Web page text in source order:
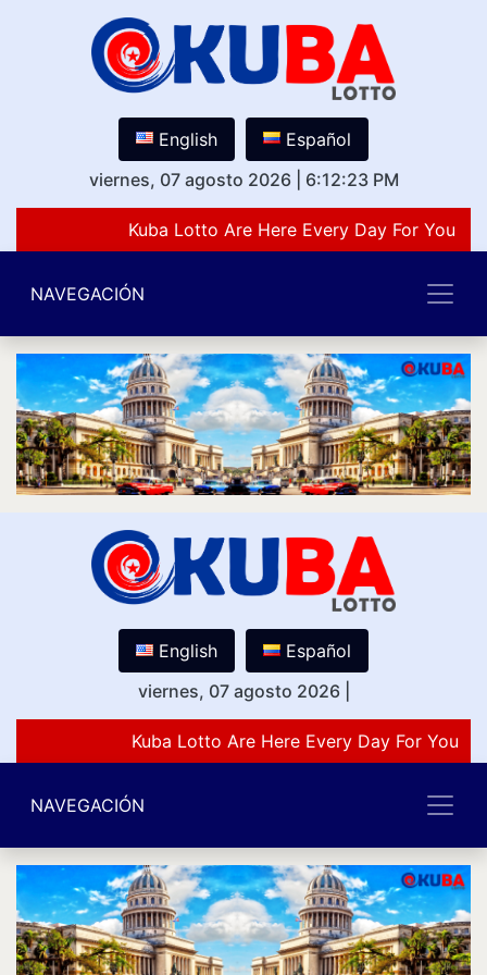
English
Español
viernes, 07 agosto 2026
6:12:23 PM
Kuba Lotto Are Here Every Day For You
NAVEGACIÓN
English
Español
viernes, 07 agosto 2026
Kuba Lotto Are Here Every Day For You
NAVEGACIÓN